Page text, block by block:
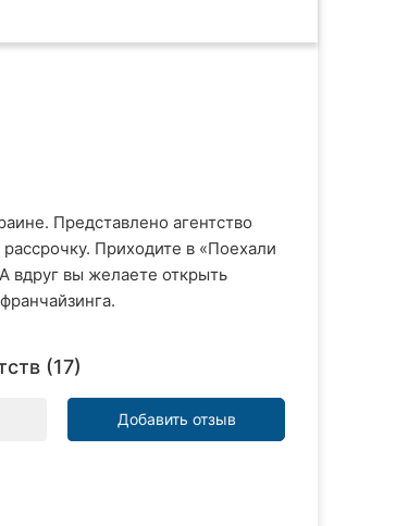
Представлено агентство
Приходите в «Поехали
вдруг вы желаете открыть
(17)
Добавить отзыв